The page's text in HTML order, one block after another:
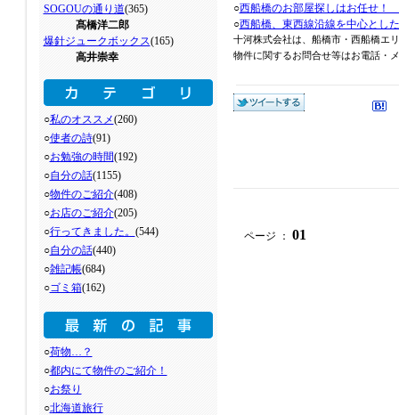
SOGOUの通り道(365)
髙橋洋二郎
爆針ジュークボックス(165)
高井崇幸
○私のオススメ(260)
○使者の詩(91)
○お勉強の時間(192)
○自分の話(1155)
○物件のご紹介(408)
○お店のご紹介(205)
○行ってきました。 (544)
○自分の話(440)
○雑記帳(684)
○ゴミ箱(162)
○荷物…？
○都内にて物件のご紹介！
○お祭り
○北海道旅行
○西船橋のお部屋探しはお任せ！
○西船橋、東西線沿線を中心とし
十河株式会社は、船橋市・西船橋エ
物件に関するお問合せ等はお電話・
ページ ： 01